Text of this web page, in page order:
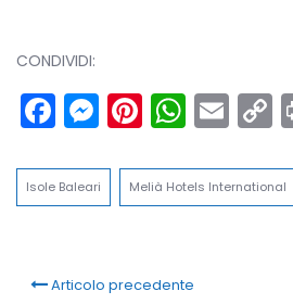
CONDIVIDI:
Facebook
Messenger
Pinterest
Isole Baleari Melià Hotels International
Articolo precedente